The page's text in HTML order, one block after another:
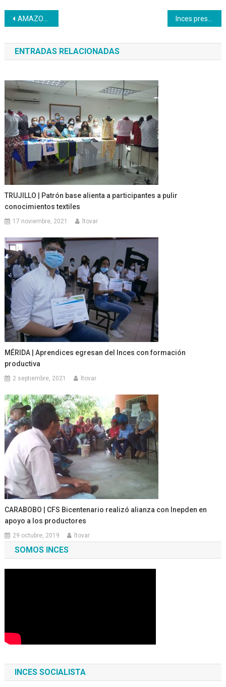
Navegación
de
entradas
AMAZONAS | El Inces llega al Urbanismo Hugo Chávez Inces presentó herramienta de venta a los emprendedores: la nueva App Jomi
ENTRADAS RELACIONADAS
TRUJILLO | Patrón base alienta a participantes a pulir
conocimientos textiles
17 noviembre, 2021 ltovar
MÉRIDA | Aprendices egresan del Inces con formación
productiva
2 septiembre, 2021 ltovar
CARABOBO | CFS Bicentenario realizó alianza con Inepden en
apoyo a los productores
29 octubre, 2019 ltovar
SOMOS INCES
INCES SOCIALISTA